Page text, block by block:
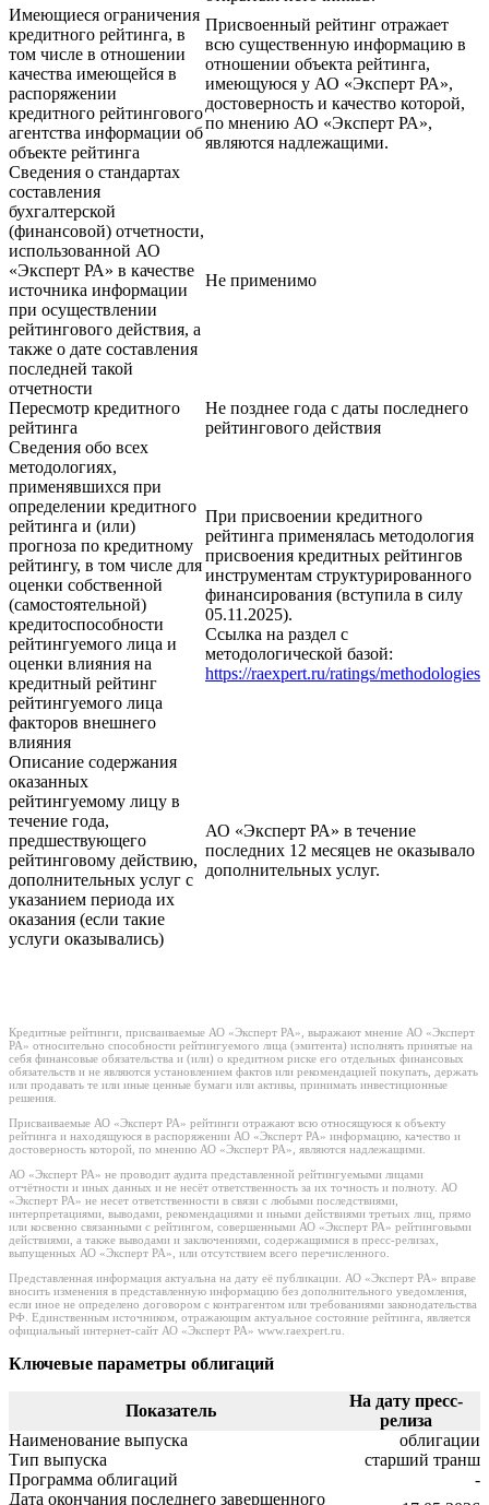
Имеющиеся ограничения
кредитного рейтинга, в
том числе в отношении
качества имеющейся в
распоряжении
кредитного рейтингового
агентства информации об
объекте рейтинга
Присвоенный рейтинг отражает
всю существенную информацию в
отношении объекта рейтинга,
имеющуюся у АО «Эксперт РА»,
достоверность и качество которой,
по мнению АО «Эксперт РА»,
являются надлежащими.
Сведения о стандартах
составления
бухгалтерской
(финансовой) отчетности,
использованной АО
«Эксперт РА» в качестве
источника информации
при осуществлении
рейтингового действия, а
также о дате составления
последней такой
отчетности
Не применимо
Пересмотр кредитного
рейтинга
Не позднее года с даты последнего
рейтингового действия
Сведения обо всех
методологиях,
применявшихся при
определении кредитного
рейтинга и (или)
прогноза по кредитному
рейтингу, в том числе для
оценки собственной
(самостоятельной)
кредитоспособности
рейтингуемого лица и
оценки влияния на
кредитный рейтинг
рейтингуемого лица
факторов внешнего
влияния
При присвоении кредитного
рейтинга применялась методология
присвоения кредитных рейтингов
инструментам структурированного
финансирования (вступила в силу
05.11.2025).
Ссылка на раздел с
методологической базой:
https://raexpert.ru/ratings/methodologies
Описание содержания
оказанных
рейтингуемому лицу в
течение года,
предшествующего
рейтинговому действию,
дополнительных услуг с
указанием периода их
оказания (если такие
услуги оказывались)
АО «Эксперт РА» в течение
последних 12 месяцев не оказывало
дополнительных услуг.
Кредитные рейтинги, присваиваемые АО «Эксперт РА», выражают мнение АО «Эксперт
РА» относительно способности рейтингуемого лица (эмитента) исполнять принятые на
себя финансовые обязательства и (или) о кредитном риске его отдельных финансовых
обязательств и не являются установлением фактов или рекомендацией покупать, держать
или продавать те или иные ценные бумаги или активы, принимать инвестиционные
решения.
Присваиваемые АО «Эксперт РА» рейтинги отражают всю относящуюся к объекту
рейтинга и находящуюся в распоряжении АО «Эксперт РА» информацию, качество и
достоверность которой, по мнению АО «Эксперт РА», являются надлежащими.
АО «Эксперт РА» не проводит аудита представленной рейтингуемыми лицами
отчётности и иных данных и не несёт ответственность за их точность и полноту. АО
«Эксперт РА» не несет ответственности в связи с любыми последствиями,
интерпретациями, выводами, рекомендациями и иными действиями третьих лиц, прямо
или косвенно связанными с рейтингом, совершенными АО «Эксперт РА» рейтинговыми
действиями, а также выводами и заключениями, содержащимися в пресс-релизах,
выпущенных АО «Эксперт РА», или отсутствием всего перечисленного.
Представленная информация актуальна на дату её публикации. АО «Эксперт РА» вправе
вносить изменения в представленную информацию без дополнительного уведомления,
если иное не определено договором с контрагентом или требованиями законодательства
РФ. Единственным источником, отражающим актуальное состояние рейтинга, является
официальный интернет-сайт АО «Эксперт РА» www.raexpert.ru.
Ключевые параметры облигаций
Показатель
На дату пресс-
релиза
Наименование выпуска
облигации
Тип выпуска
старший транш
Программа облигаций
-
Дата окончания последнего завершенного